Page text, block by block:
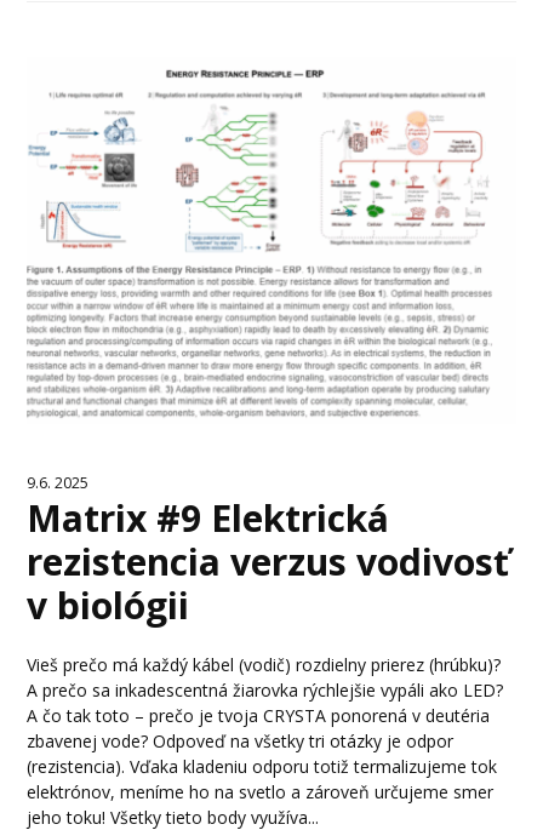
9.6. 2025
Matrix #9 Elektrická
rezistencia verzus vodivosť
v biológii
Vieš prečo má každý kábel (vodič) rozdielny prierez (hrúbku)?
A prečo sa inkadescentná žiarovka rýchlejšie vypáli ako LED?
A čo tak toto – prečo je tvoja CRYSTA ponorená v deutéria
zbavenej vode? Odpoveď na všetky tri otázky je odpor
(rezistencia). Vďaka kladeniu odporu totiž termalizujeme tok
elektrónov, meníme ho na svetlo a zároveň určujeme smer
jeho toku! Všetky tieto body využíva...